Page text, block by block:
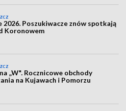
2026. Poszukiwacze znów spotkają
Koronowem
„W". Rocznicowe obchody
na Kujawach i Pomorzu